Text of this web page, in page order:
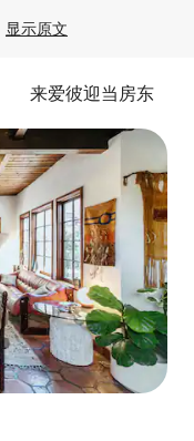
显示原文
来爱彼迎当房东